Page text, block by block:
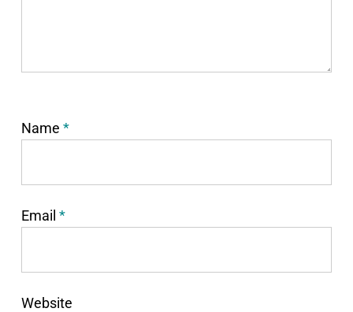
Name *
Email *
Website